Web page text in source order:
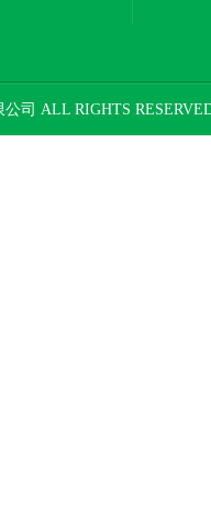
司 ALL RIGHTS